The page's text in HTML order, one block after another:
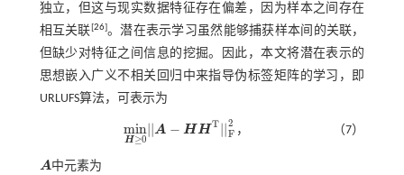
独立，但这与现实数据特征存在偏差，因为样本之间存在
相互关联[26]。潜在表示学习虽然能够捕获样本间的关联，
但缺少对特征之间信息的挖掘。因此，本文将潜在表示的
思想嵌入广义不相关回归中来指导伪标签矩阵的学习，即
URLUFS算法，可表示为
min
H ≥0
||A − H HT ||2
F
minH ≥0| |A -HHT| 2 ， （7）
A
A 中元素为